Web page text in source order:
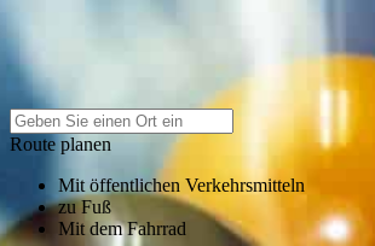
Route planen
Mit öffentlichen Verkehrsmitteln
zu Fuß
Mit dem Fahrrad